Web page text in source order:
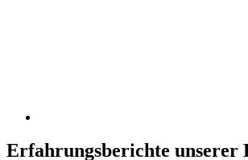
Erfahrungsberichte unserer